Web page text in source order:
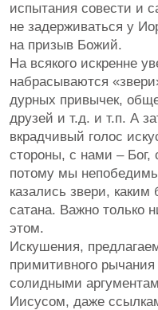
испытания совести и
не задерживаться у
на призыв Божий.
На всякого искренне
набрасываются
дурных привычек,
друзей и т.д. и т.п. А
вкрадчивый голос
стороны, с нами – Бог,
потому мы
казались звери,
сатана. Важно только
этом.
Искушения,
примитивного
солидными
Иисусом, даже